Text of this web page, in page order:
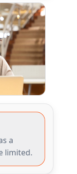
a
limited.